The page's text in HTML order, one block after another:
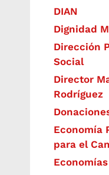
DIAN
Dignidad
Dirección
Social
Director
Rodríguez
Economía
para el